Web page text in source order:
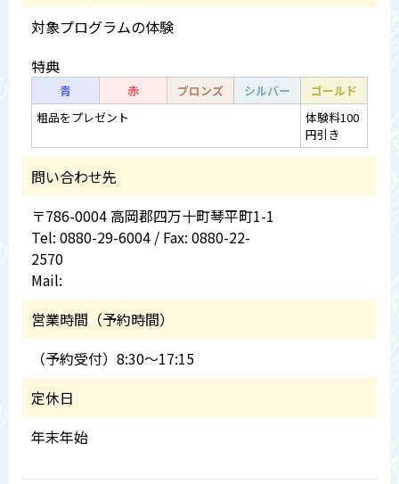
対象プログラムの体験
特典
青 赤 ブロンズ シルバー
ゴールド
粗品をプレゼント
体験料100
円引き
問い合わせ先
〒786-0004 高岡郡四万十町琴平町1-1
Tel: 0880-29-6004 / Fax: 0880-22-
2570
Mail:
営業時間（予約時間）
（予約受付）8:30～17:15
定休日
年末年始